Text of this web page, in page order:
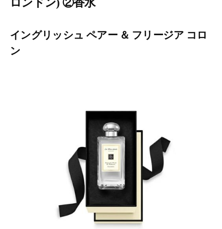
イングリッシュ ペアー ＆ フリージア コロ
ン